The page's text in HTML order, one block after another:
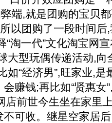
端,就是团购的宝贝
以团购了一段时间后
“淘一代”文化淘宝网
大型玩偶传递活动,
如“经济男”,旺家业,
赚钱;再比如“贤惠女
店前世今生坐在家里
可收。继星空家居